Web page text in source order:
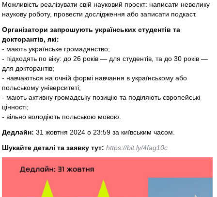
Можливість реалізувати свій науковий проєкт: написати невелику
наукову роботу, провести дослідження або записати подкаст.
Організатори запрошують українських студентів та
докторантів, які:
- мають українське громадянство;
- підходять по віку: до 26 років — для студентів, та до 30 років —
для докторантів;
- навчаються на очній формі навчання в українському або
польському університеті;
- мають активну громадську позицію та поділяють європейські
цінності;
- вільно володіють польською мовою.
Дедлайн: 31 жовтня 2024 о 23:59 за київським часом.
Шукайте деталі та заявку тут:https://bit.ly/4fag10c